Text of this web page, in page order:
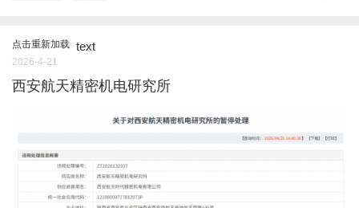
点击重新加载 text
2026-4-21
西安航天精密机电研究所